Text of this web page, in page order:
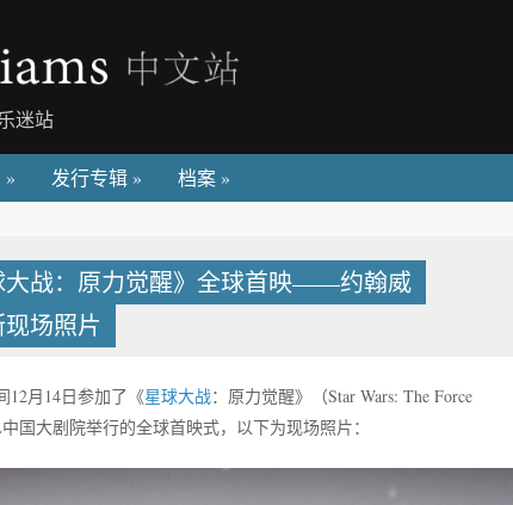
迷站
» 发行专辑 » 档案 »
大战：原力觉醒》全球首映——约翰威
场照片
12月14日参加了《星球大战：原力觉醒》（Star Wars: The Force
国大剧院举行的全球首映式，以下为现场照片：